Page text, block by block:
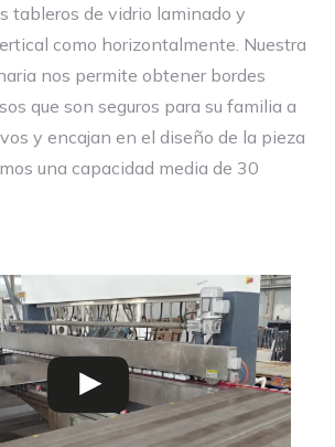
tableros de vidrio laminado y
como horizontalmente. Nuestra
nos permite obtener bordes
que son seguros para su familia a
y encajan en el diseño de la pieza
una capacidad media de 30